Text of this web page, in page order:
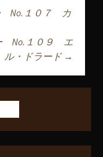
ショ
No.１０７ カ
No.１０９ エ
ル・ドラード →